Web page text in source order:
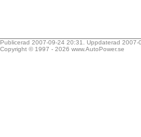
Publicerad 2007-09-24 20:31. Uppdaterad 2007-
Copyright © 1997 - 2026 www.AutoPower.se